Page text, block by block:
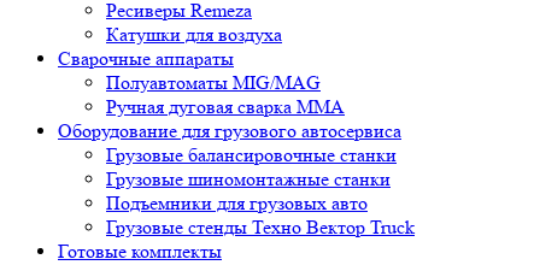
Ресиверы Remeza
Катушки для воздуха
Сварочные аппараты
Полуавтоматы MIG/MAG
Ручная дуговая сварка ММА
Оборудование для грузового автосервиса
Грузовые балансировочные станки
Грузовые шиномонтажные станки
Подъемники для грузовых авто
Грузовые стенды Техно Вектор Truck
Готовые комплекты